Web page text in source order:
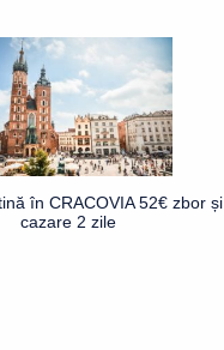
în CRACOVIA 52€ zbor și
cazare 2 zile